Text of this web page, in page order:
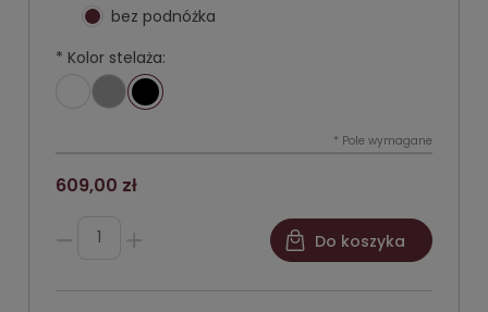
bez podnóżka
* Kolor stelaża:
* Pole wymagane
609,00 zł
Do koszyka